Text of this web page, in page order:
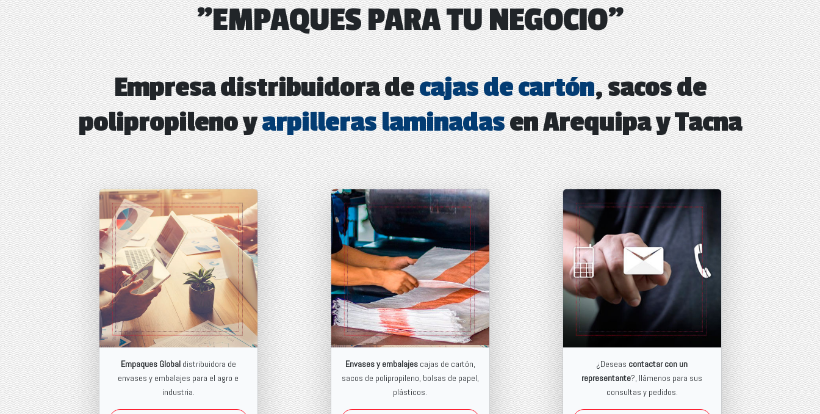
"EMPAQUES PARA TU NEGOCIO"
Empresa distribuidora decajas de cartón, sacos de
polipropileno yarpilleras laminadasen Arequipa y Tacna
Empaques Globaldistribuidora de
envases y embalajes para el agro e
industria.
Envases y embalajescajas de cartón,
sacos de polipropileno, bolsas de papel,
plásticos.
¿Deseas contactar con un
representante?, llámenos para sus
consultas y pedidos.